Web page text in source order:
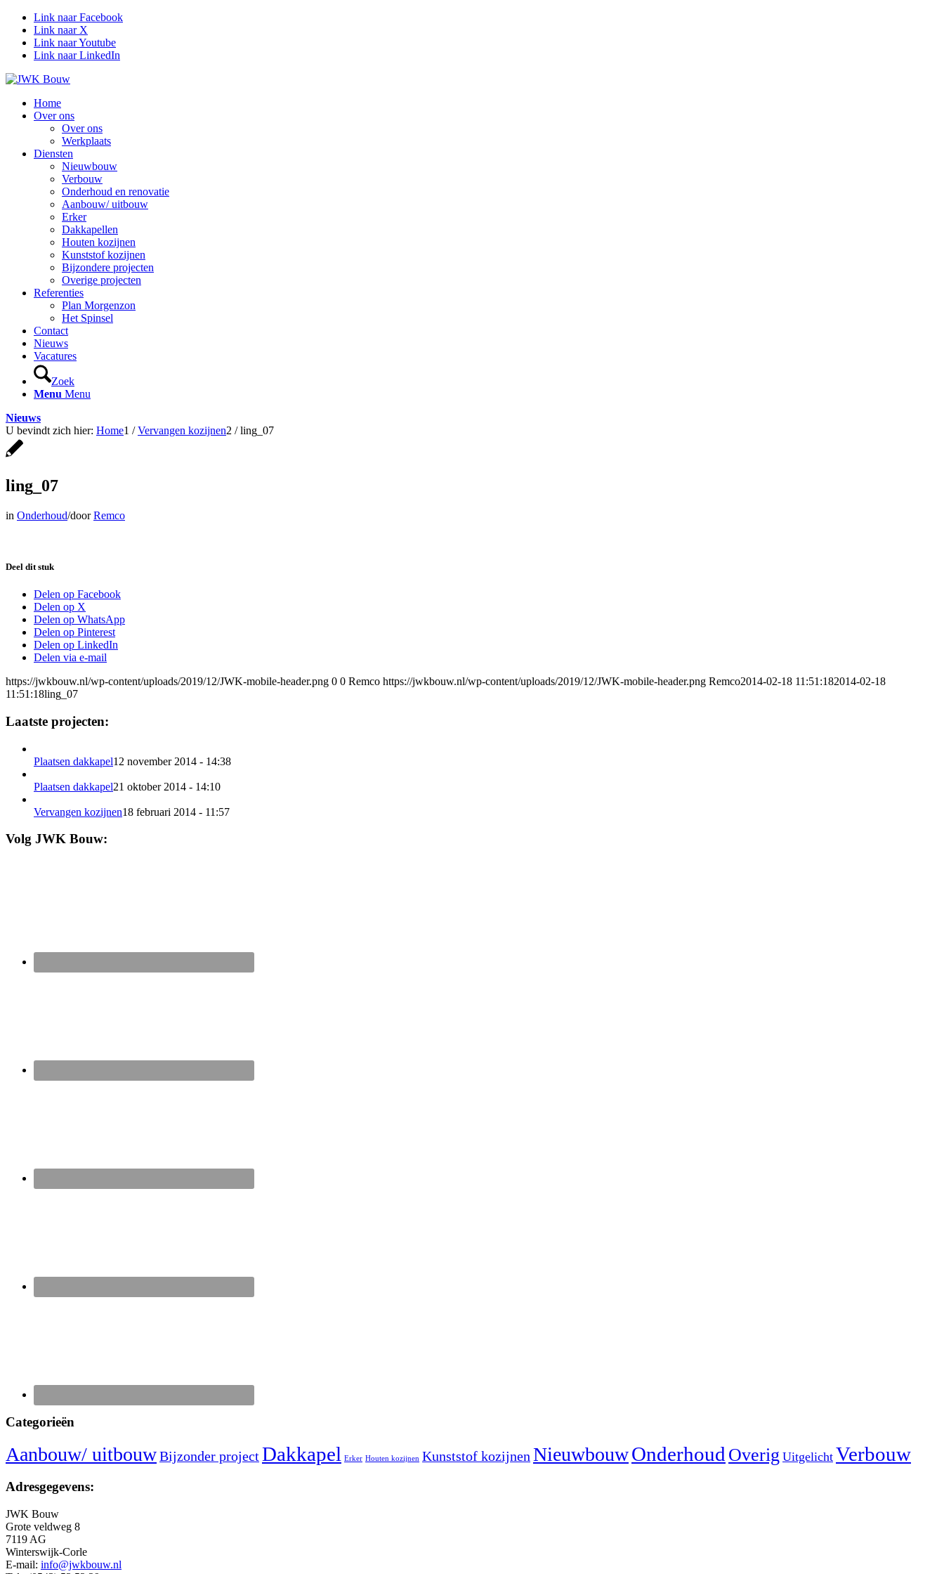
Link naar Facebook
Link naar X
Link naar Youtube
Link naar LinkedIn
Home
Over ons
Over ons
Werkplaats
Diensten
Nieuwbouw
Verbouw
Onderhoud en renovatie
Aanbouw/ uitbouw
Erker
Dakkapellen
Houten kozijnen
Kunststof kozijnen
Bijzondere projecten
Overige projecten
Referenties
Plan Morgenzon
Het Spinsel
Contact
Nieuws
Vacatures
Zoek
Menu Menu
Nieuws
U bevindt zich hier: Home1 / Vervangen kozijnen2 / ling_07
ling_07
in Onderhoud/doorRemco
Deel dit stuk
Delen op Facebook
Delen op X
Delen op WhatsApp
Delen op Pinterest
Delen op LinkedIn
Delen via e-mail
https://jwkbouw.nl/wp-content/uploads/2019/12/JWK-mobile-header.png 0 0 Remco https://jwkbouw.nl/wp-content/uploads/2019/12/JWK-mobile-header.png Remco2014-02-18 11:51:182014-02-18
11:51:18ling_07
Laatste projecten:
Plaatsen dakkapel12 november 2014 - 14:38
Plaatsen dakkapel21 oktober 2014 - 14:10
Vervangen kozijnen18 februari 2014 - 11:57
Volg JWK Bouw:
Categorieën
Aanbouw/ uitbouwBijzonder projectDakkapel Erker Houten kozijnen Kunststof kozijnenNieuwbouwOnderhoud Overig Uitgelicht Verbouw
Adresgegevens:
JWK Bouw
Grote veldweg 8
7119 AG
Winterswijk-Corle
E-mail: info@jwkbouw.nl